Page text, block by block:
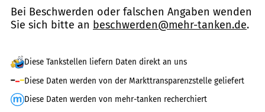
Bei Beschwerden oder falschen Angaben wenden
Sie sich bitte an beschwerden@mehr-tanken.de.
Diese Tankstellen liefern Daten direkt an uns
Diese Daten werden von der Markttransparenzstelle geliefert
Diese Daten werden von mehr-tanken recherchiert